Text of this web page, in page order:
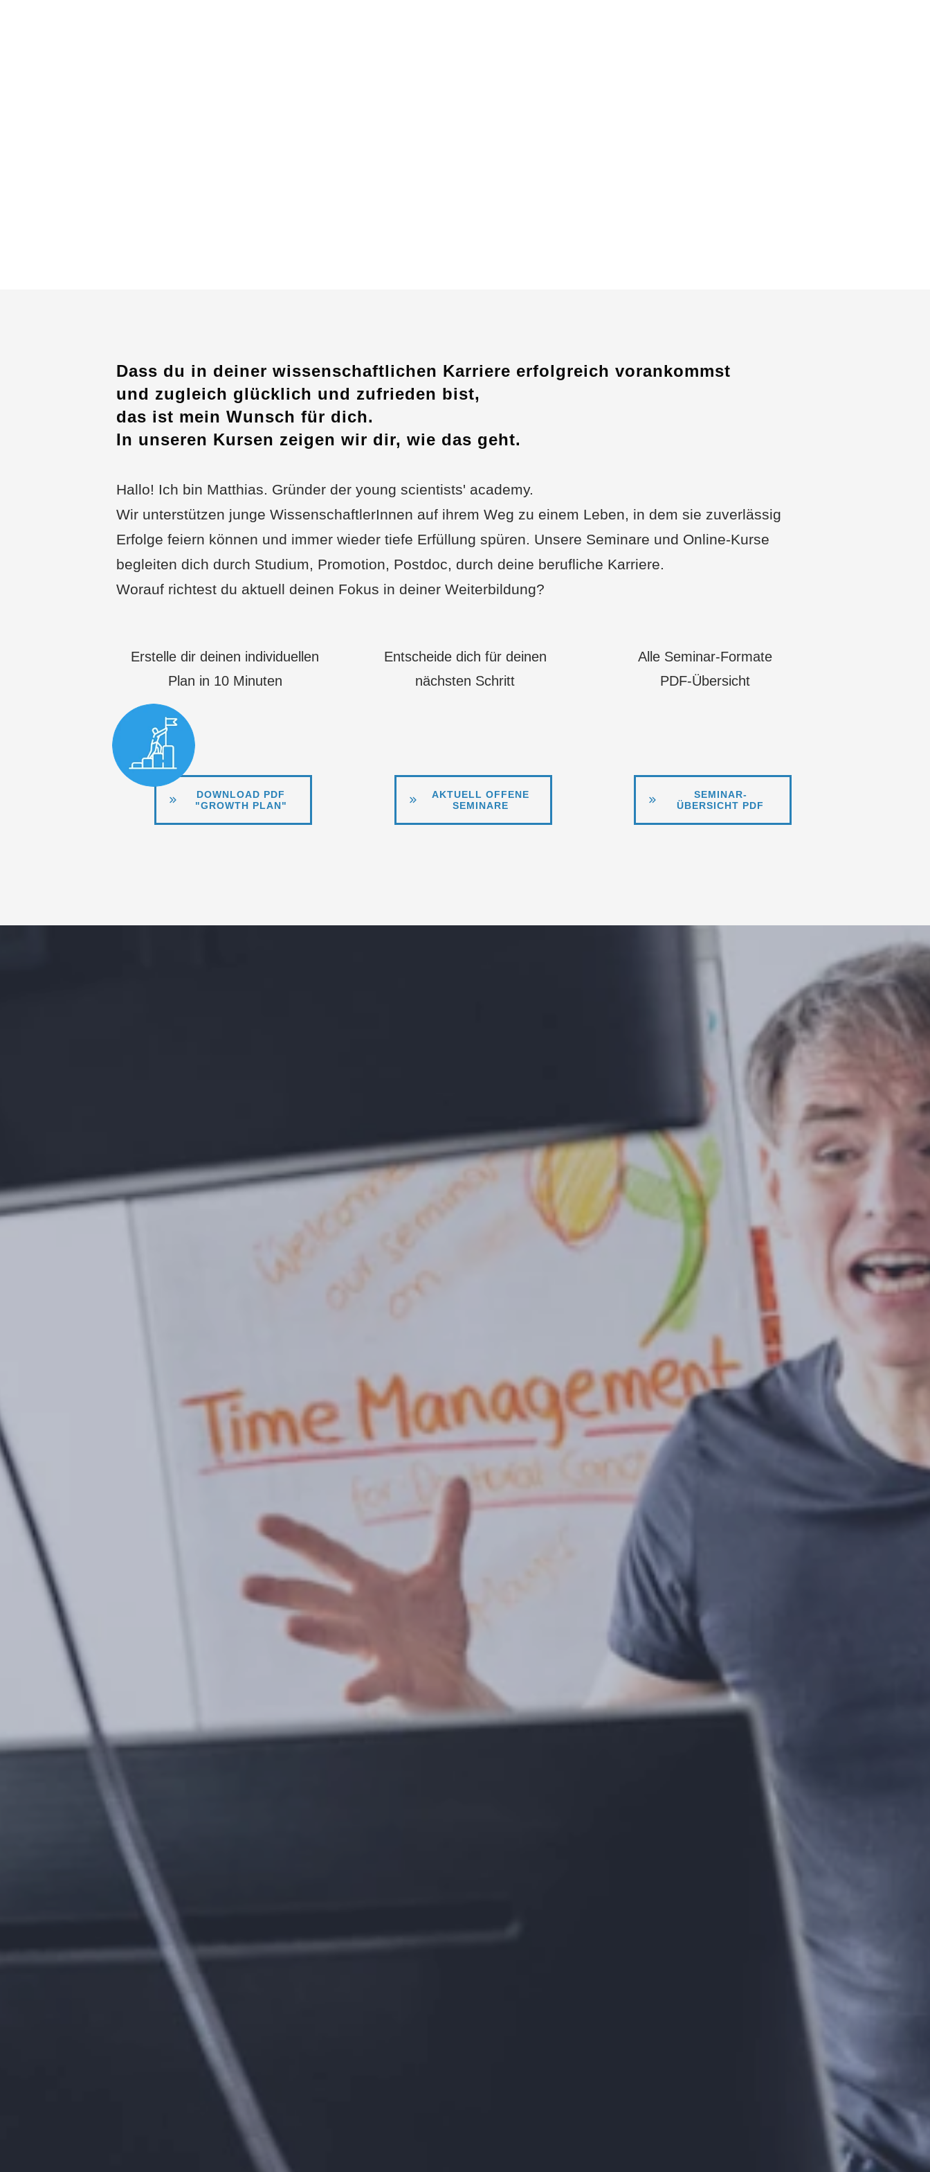
Dass du in deiner wissenschaftlichen Karriere erfolgreich vorankommst
und zugleich glücklich und zufrieden bist,
das ist mein Wunsch für dich.
In unseren Kursen zeigen wir dir, wie das geht.
Hallo! Ich bin Matthias. Gründer der young scientists' academy.
Wir unterstützen junge WissenschaftlerInnen auf ihrem Weg zu einem Leben, in dem sie zuverlässig
Erfolge feiern können und immer wieder tiefe Erfüllung spüren. Unsere Seminare und Online-Kurse
begleiten dich durch Studium, Promotion, Postdoc, durch deine berufliche Karriere.
Worauf richtest du aktuell deinen Fokus in deiner Weiterbildung?
Erstelle dir deinen individuellen
Plan in 10 Minuten
DOWNLOAD PDF
"GROWTH PLAN"
Entscheide dich für deinen
nächsten Schritt
AKTUELL OFFENE
SEMINARE
Alle Seminar-Formate
PDF-Übersicht
SEMINAR-
ÜBERSICHT PDF